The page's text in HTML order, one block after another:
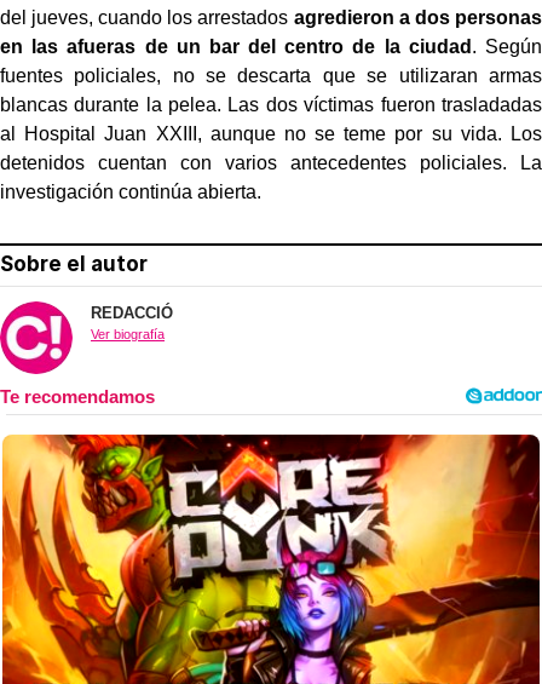
del jueves, cuando los arrestados agredieron a dos personas
en las afueras de un bar del centro de la ciudad . Según
fuentes policiales, no se descarta que se utilizaran armas
blancas durante la pelea. Las dos víctimas fueron trasladadas
al Hospital Juan XXIII, aunque no se teme por su vida. Los
detenidos cuentan con varios antecedentes policiales. La
investigación continúa abierta.
Sobre el autor
REDACCIÓ
Ver biografía